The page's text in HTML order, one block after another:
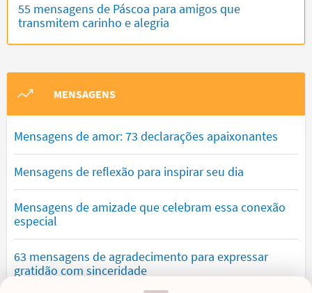
55 mensagens de Páscoa para amigos que
transmitem carinho e alegria
MENSAGENS
Mensagens de amor: 73 declarações apaixonantes
Mensagens de reflexão para inspirar seu dia
Mensagens de amizade que celebram essa conexão
especial
63 mensagens de agradecimento para expressar
gratidão com sinceridade